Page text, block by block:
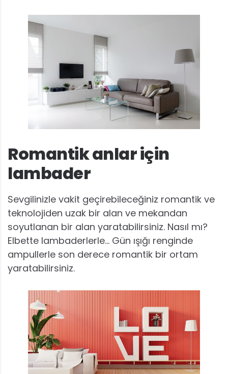
Romantik anlar için
lambader
Sevgilinizle vakit geçirebileceğiniz romantik ve
teknolojiden uzak bir alan ve mekandan
soyutlanan bir alan yaratabilirsiniz. Nasıl mı?
Elbette lambaderlerle… Gün ışığı renginde
ampullerle son derece romantik bir ortam
yaratabilirsiniz.